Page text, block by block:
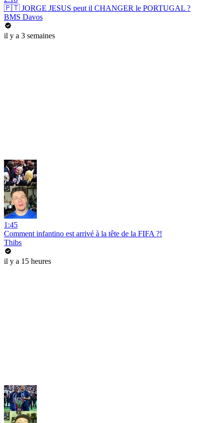
🇵🇹 JORGE JESUS peut il CHANGER le PORTUGAL ?
BMS Davos
il y a 3 semaines
1:45
Comment infantino est arrivé à la tête de la FIFA ?!
Thibs
il y a 15 heures